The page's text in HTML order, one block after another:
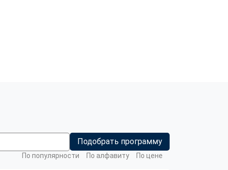
Подобрать программу
По популярности По алфавиту По цене